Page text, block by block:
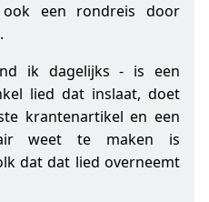
een rondreis door
ik dagelijks - is een
lied dat inslaat, doet
krantenartikel en een
weet te maken is
dat dat lied overneemt